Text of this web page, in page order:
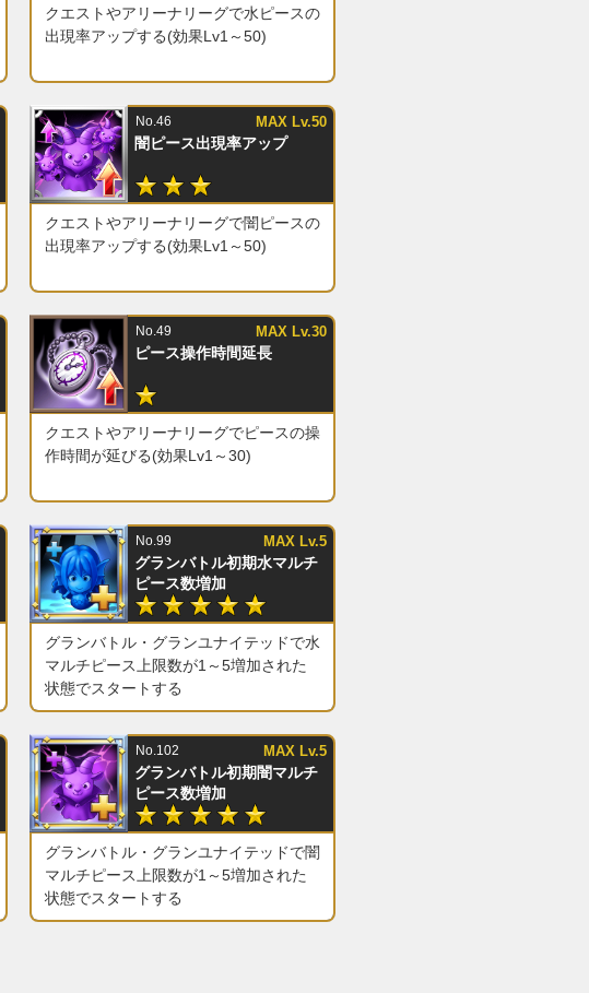
クエストやアリーナリーグで水ピースの
出現率アップする(効果Lv1～50)
No.46 MAX Lv.50
闇ピース出現率アップ
クエストやアリーナリーグで闇ピースの
出現率アップする(効果Lv1～50)
No.49 MAX Lv.30
ピース操作時間延長
クエストやアリーナリーグでピースの操
作時間が延びる(効果Lv1～30)
No.99 MAX Lv.5
グランバトル初期水マルチ
ピース数増加
グランバトル・グランユナイテッドで水
マルチピース上限数が1～5増加された
状態でスタートする
No.102 MAX Lv.5
グランバトル初期闇マルチ
ピース数増加
グランバトル・グランユナイテッドで闇
マルチピース上限数が1～5増加された
状態でスタートする